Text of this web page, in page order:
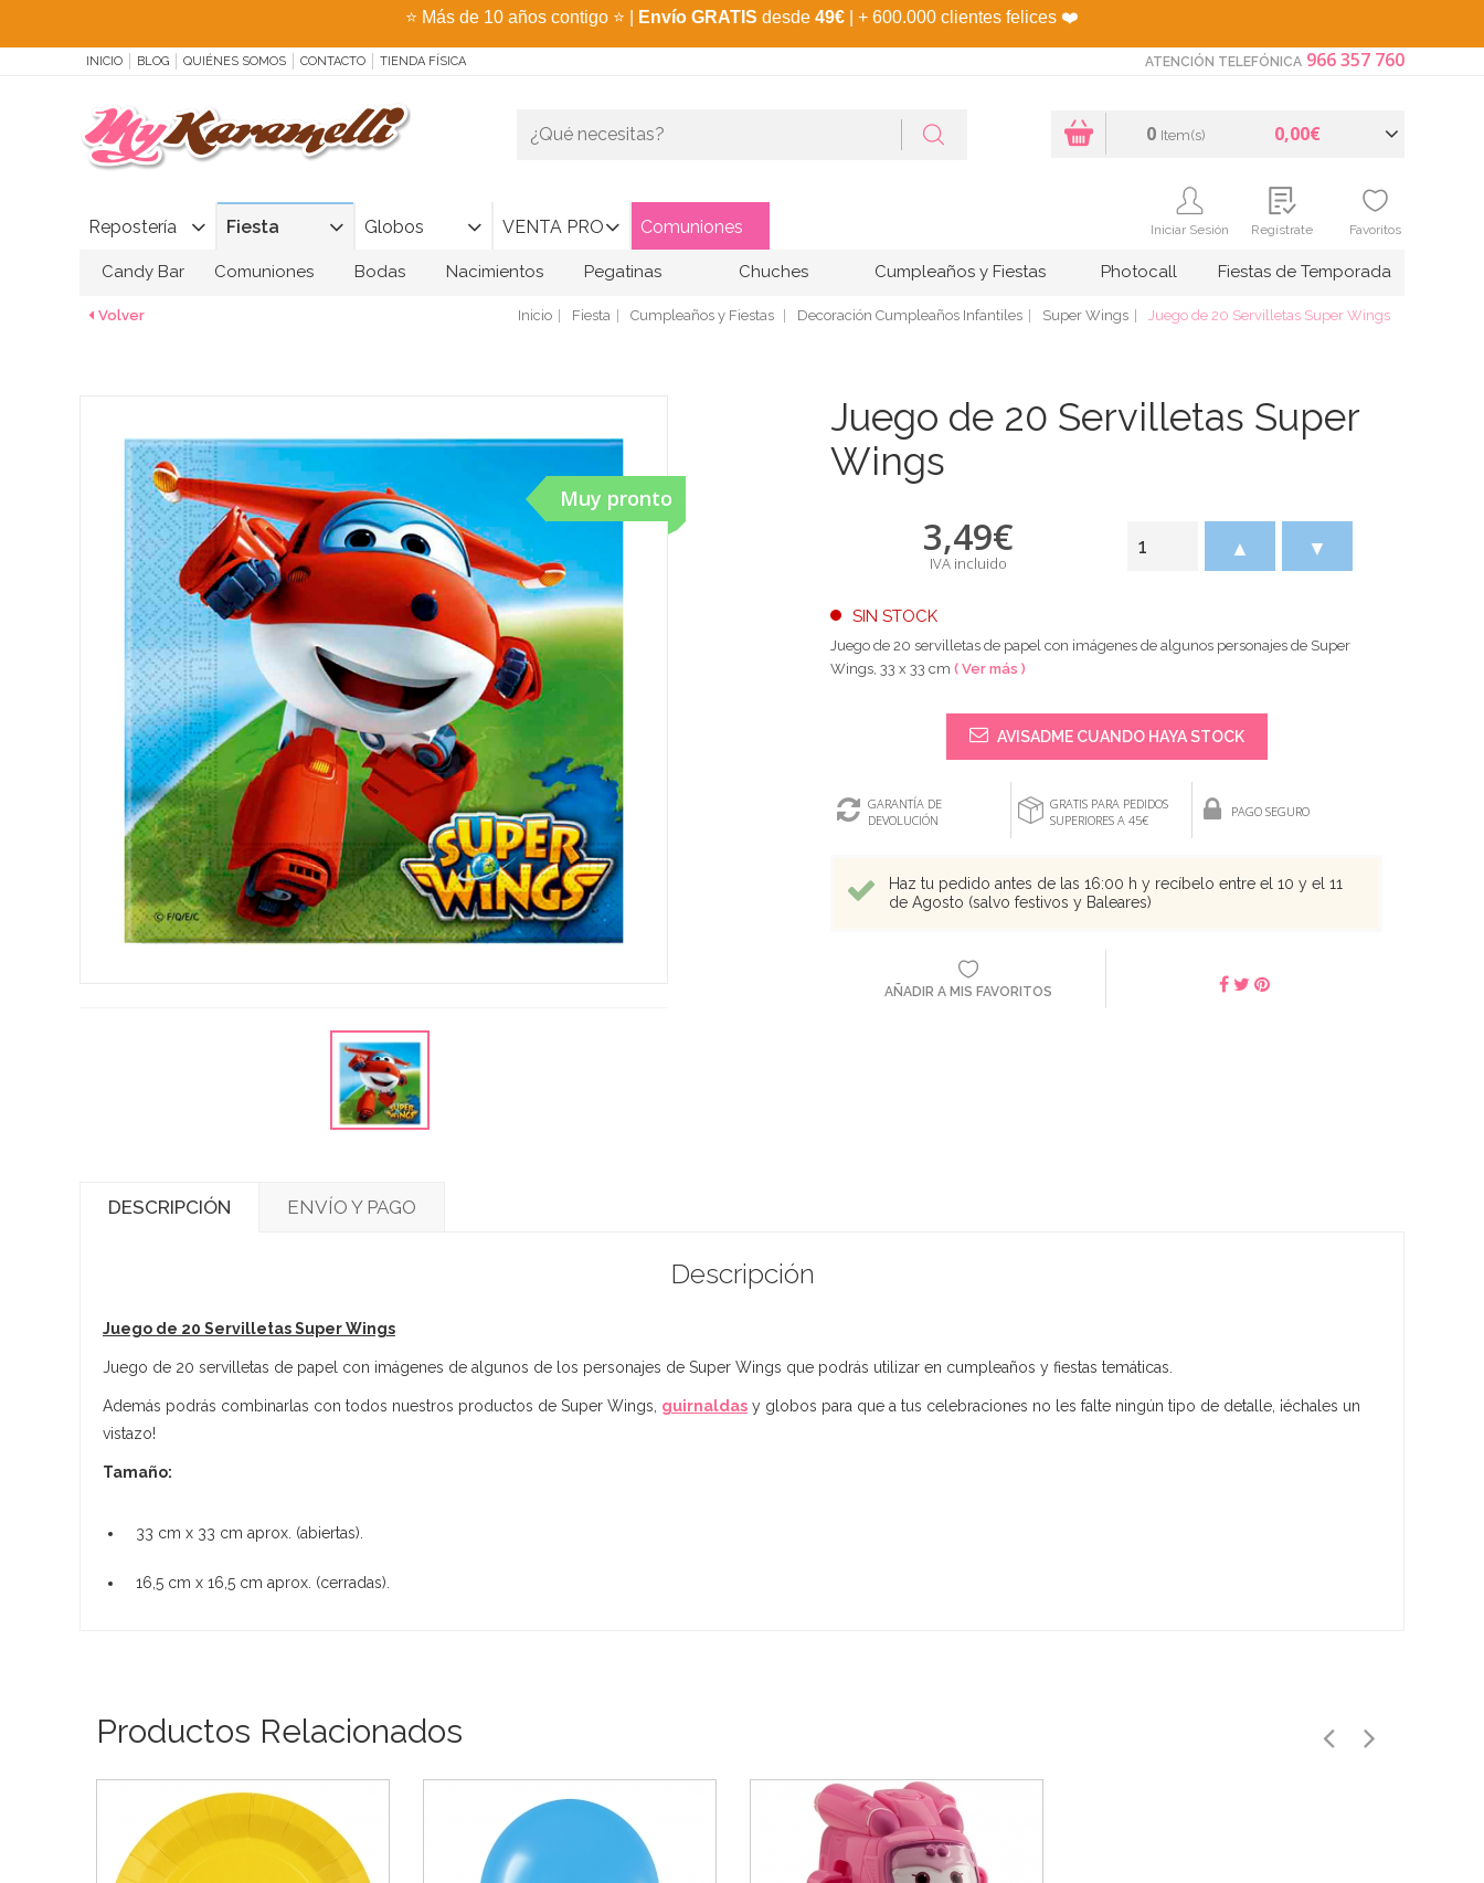
⭐ Más de 10 años contigo ⭐ Envío GRATIS desde 49€ | + 600.000 clientes felices ❤️
INICIO BLOG QUIÉNES SOMOS CONTACTO TIENDA FÍSICA ATENCIÓN TELEFÓNICA 966 357 760
Repostería Fiesta Globos VENTA PRO Comuniones
0 Item(s) 0,00€
Iniciar Sesión Regístrate Favoritos
Candy Bar Comuniones Bodas Nacimientos Pegatinas Chuches Cumpleaños y Fiestas Photocall Fiestas de Temporada
Volver Inicio Fiesta Cumpleaños y Fiestas Decoración Cumpleaños Infantiles Super Wings Juego de 20 Servilletas Super Wings
Muy pronto
Juego de 20 Servilletas Super
Wings
3,49€
IVA incluido
SIN STOCK
▲ ▼
Juego de 20 servilletas de papel con imágenes de algunos personajes de Super
Wings, 33 x 33 cm ( Ver más )
AVISADME CUANDO HAYA STOCK
GARANTÍA DE
DEVOLUCIÓN
GRATIS PARA PEDIDOS
SUPERIORES A 45€
PAGO SEGURO
Haz tu pedido antes de las 16:00 h y recíbelo entre el 10 y el 11
de Agosto (salvo festivos y Baleares)
AÑADIR A MIS FAVORITOS
DESCRIPCIÓN ENVÍO Y PAGO
Descripción
Juego de 20 Servilletas Super Wings
Juego de 20 servilletas de papel con imágenes de algunos de los personajes de Super Wings que podrás utilizar en cumpleaños y fiestas temáticas.
Además podrás combinarlas con todos nuestros productos de Super Wings, guirnaldas y globos para que a tus celebraciones no les falte ningún tipo de detalle, ¡échales un
vistazo!
Tamaño:
33 cm x 33 cm aprox. (abiertas).
16,5 cm x 16,5 cm aprox. (cerradas).
Productos Relacionados